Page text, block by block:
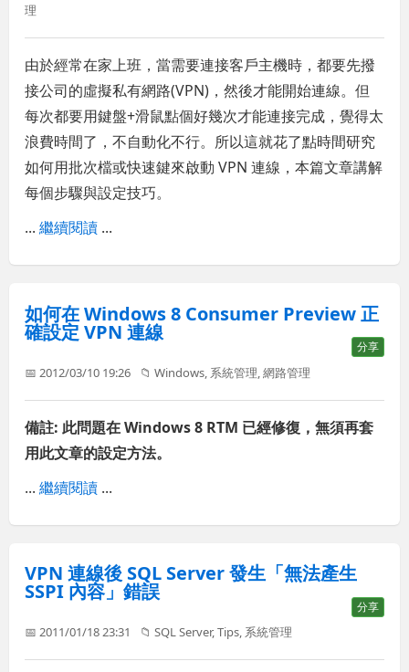
理
由於經常在家上班，當需要連接客戶主機時，都要先撥
接公司的虛擬私有網路(VPN)，然後才能開始連線。但
每次都要用鍵盤+滑鼠點個好幾次才能連接完成，覺得太
浪費時間了，不自動化不行。所以這就花了點時間研究
如何用批次檔或快速鍵來啟動 VPN 連線，本篇文章講解
每個步驟與設定技巧。
...繼續閱讀 ...
如何在 Windows 8 Consumer Preview 正
確設定 VPN 連線
分享
📅 2012/03/10 19:26 📁Windows 系統管理 ,網路管理
備註: 此問題在 Windows 8 RTM 已經修復，無須再套
用此文章的設定方法。
...繼續閱讀 ...
VPN 連線後 SQL Server 發生「無法產生
SSPI 內容」錯誤
分享
📅 2011/01/18 23:31 📁SQL Server,Tips, 系統管理